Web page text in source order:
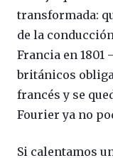
transformada:
de la
Francia en 1801
británicos
francés y se
Fourier ya no
Si calentamos